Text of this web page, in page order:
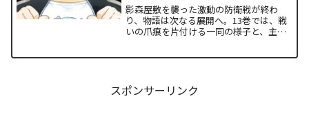
震える理由
影森屋敷を襲った激動の防衛戦が終わ
り、物語は次なる展開へ。13巻では、戦
いの爪痕を片付ける一同の様子と、主人
スポンサーリンク